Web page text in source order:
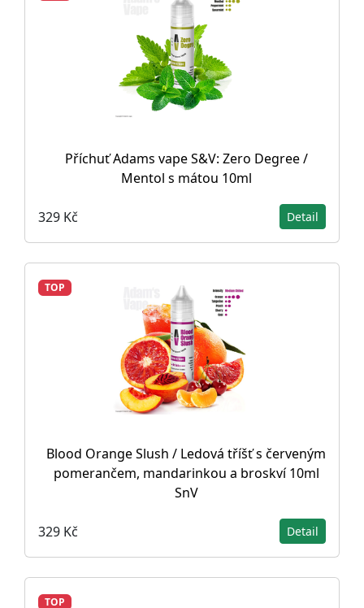
Příchuť Adams vape S&V: Zero Degree /
Mentol s mátou 10ml
329 Kč Detail
TOP
Blood Orange Slush / Ledová tříšť s červeným
pomerančem, mandarinkou a broskví 10ml
SnV
329 Kč Detail
TOP